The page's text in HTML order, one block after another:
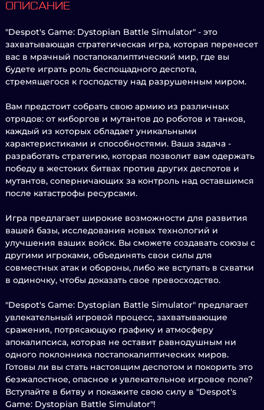
ОПИСАНИЕ
"Despot's Game: Dystopian Battle Simulator" - это
захватывающая стратегическая игра, которая перенесет
вас в мрачный постапокалиптический мир, где вы
будете играть роль беспощадного деспота,
стремящегося к господству над разрушенным миром.
Вам предстоит собрать свою армию из различных
отрядов: от киборгов и мутантов до роботов и танков,
каждый из которых обладает уникальными
характеристиками и способностями. Ваша задача -
разработать стратегию, которая позволит вам одержать
победу в жестоких битвах против других деспотов и
мутантов, соперничающих за контроль над оставшимся
после катастрофы ресурсами.
Игра предлагает широкие возможности для развития
вашей базы, исследования новых технологий и
улучшения ваших войск. Вы сможете создавать союзы с
другими игроками, объединять свои силы для
совместных атак и обороны, либо же вступать в схватки
в одиночку, чтобы доказать свое превосходство.
"Despot's Game: Dystopian Battle Simulator" предлагает
увлекательный игровой процесс, захватывающие
сражения, потрясающую графику и атмосферу
апокалипсиса, которая не оставит равнодушным ни
одного поклонника постапокалиптических миров.
Готовы ли вы стать настоящим деспотом и покорить это
безжалостное, опасное и увлекательное игровое поле?
Вступайте в битву и покажите свою силу в "Despot's
Game: Dystopian Battle Simulator"!